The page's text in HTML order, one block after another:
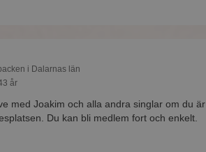
i Dalarnas län
år
med Joakim och alla andra singlar om du är
Du kan bli medlem fort och enkelt.